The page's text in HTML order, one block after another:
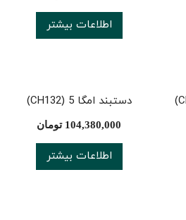
اطلاعات بیشتر
دستبند امگا 5 (CH132)
104,380,000 تومان
اطلاعات بیشتر